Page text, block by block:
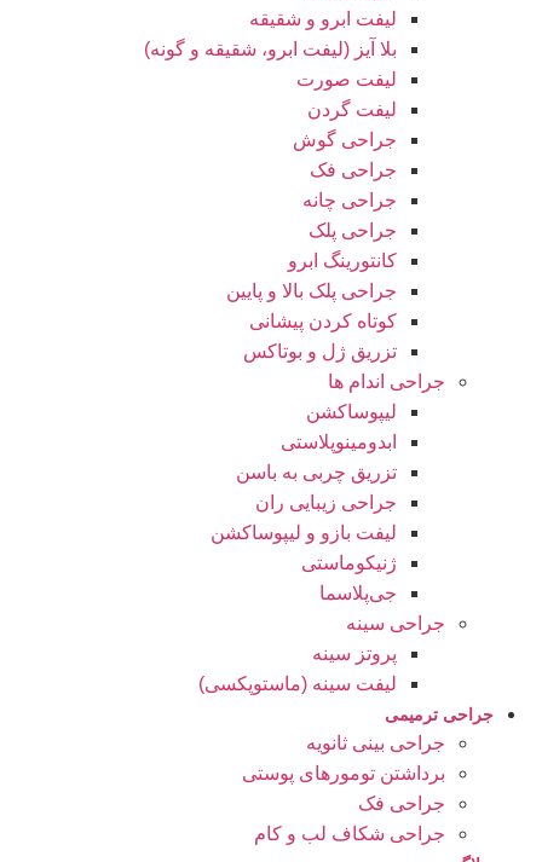
لیفت ابرو و شقیقه
بلا آیز (لیفت ابرو، شقیقه و گونه)
لیفت صورت
لیفت گردن
جراحی گوش
جراحی فک
جراحی چانه
جراحی پلک
کانتورینگ ابرو
جراحی پلک بالا و پایین
کوتاه کردن پیشانی
تزریق ژل و بوتاکس
جراحی اندام ها
لیپوساکشن
ابدومینوپلاستی
تزریق چربی به باسن
جراحی زیبایی ران
لیفت بازو و لیپوساکشن
ژنیکوماستی
جی‌پلاسما
جراحی سینه
پروتز سینه
لیفت سینه (ماستوپکسی)
جراحی ترمیمی
جراحی بینی ثانویه
برداشتن تومورهای پوستی
جراحی فک
جراحی شکاف لب و کام